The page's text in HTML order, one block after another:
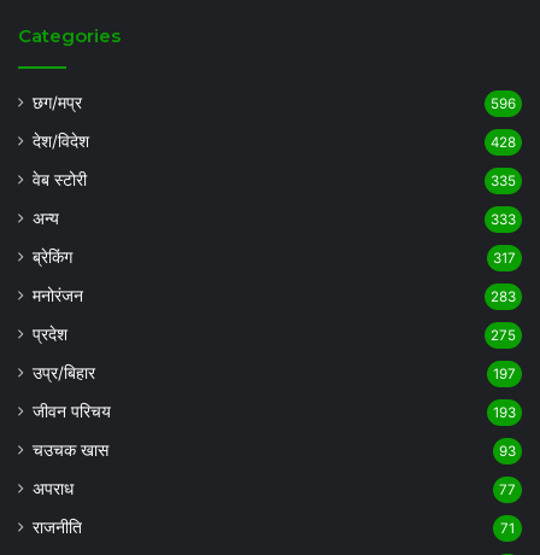
Categories
छग/मप्र 596
देश/विदेश 428
वेब स्टोरी 335
अन्य 333
ब्रेकिंग 317
मनोरंजन 283
प्रदेश 275
उप्र/बिहार 197
जीवन परिचय 193
चउचक खास 93
अपराध 77
राजनीति 71